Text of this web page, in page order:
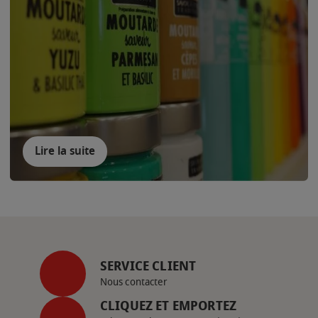
Lire la suite
SERVICE CLIENT
Nous contacter
CLIQUEZ ET EMPORTEZ